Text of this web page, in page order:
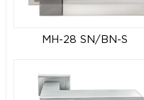
MH-28 SN/BN-S